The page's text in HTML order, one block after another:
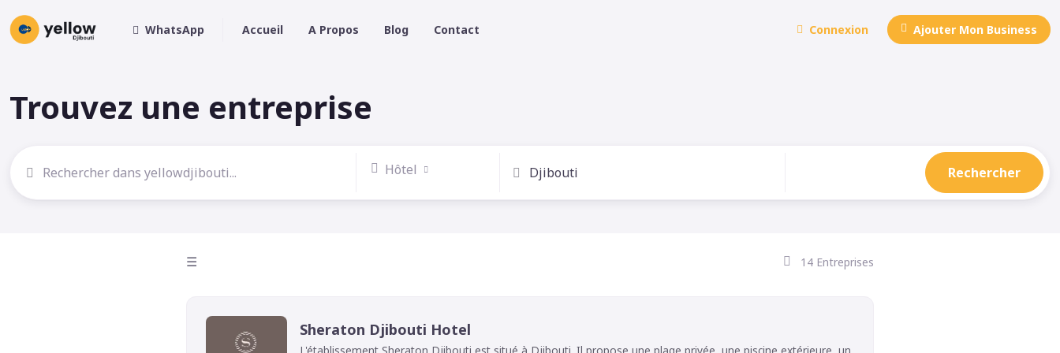
Connexion Ajouter Mon Business
WhatsApp Accueil A Propos Blog Contact
Trouvez une entreprise
Hôtel Rechercher
☰ 14 Entreprises
Sheraton Djibouti Hotel